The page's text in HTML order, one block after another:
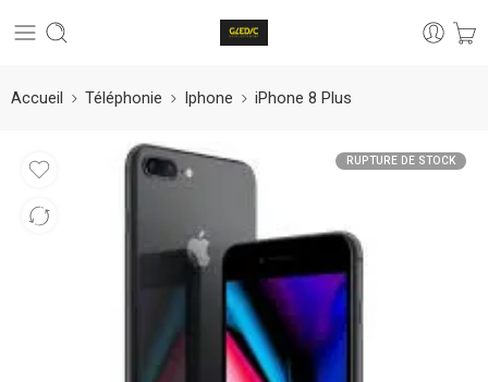
Accueil Téléphonie Iphone iPhone 8 Plus
RUPTURE DE STOCK